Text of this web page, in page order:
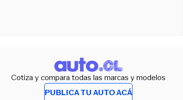
Cotiza y compara todas las marcas y modelos
PUBLICA TU AUTO ACÁ